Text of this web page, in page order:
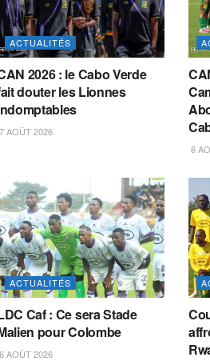
ACTUALITÉS
2026 : le Cabo Verde
douter les Lionnes
7 AOÛT 2026
6
ACTUALITÉS
Caf : Ce sera Stade
pour Colombe
6 AOÛT 2026